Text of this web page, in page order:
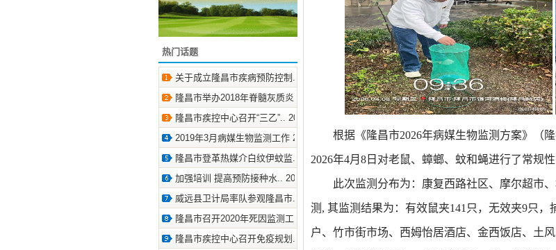
热门话题
关于成立隆昌市疾病预防控制.. 2020-9-21
隆昌市举办2018年脊髓灰质炎.. 2018-3-28
隆昌市疾控中心召开“三乙”.. 2019-1-21
2019年3月病媒生物监测工作 2019-3-22
隆昌市登革热媒介白纹伊蚊监.. 2019-10-21
加强培训 提高预防接种水.. 2018-5-29
威远县卫计局率队参观隆昌市.. 2018-4-2
隆昌市召开2020年死因监测工.. 2020-6-12
隆昌市疾控中心召开免疫规划.. 2019-3-18
根据《隆昌市2026年病媒生物监测方案》（
2026年4月 8 日 对老鼠、蟑螂、蚊和蝇进行了常规性
此次监测分布为： 康复西路社区、 摩尔超市、
测, 其监测结果为：有效鼠夹141 只，无效夹9只，
户、竹市街市场、 西姆怡居酒店、 金西饭店、土